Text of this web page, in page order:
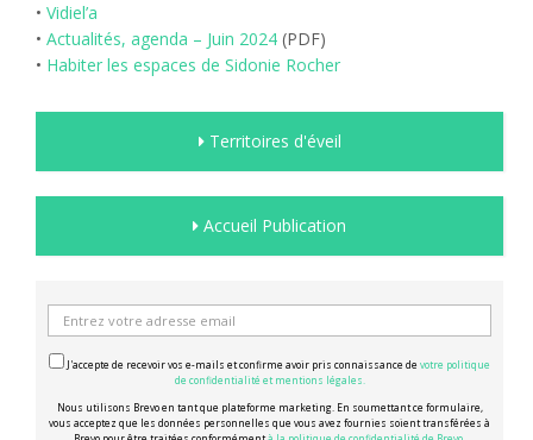
• Vidiel’a
• Actualités, agenda – Juin 2024 (PDF)
• Habiter les espaces de Sidonie Rocher
Territoires d'éveil
Accueil Publication
J'accepte de recevoir vos e-mails et confirme avoir pris connaissance de votre politique
de confidentialité et mentions légales.
Nous utilisons Brevo en tant que plateforme marketing. En soumettant ce formulaire,
vous acceptez que les données personnelles que vous avez fournies soient transférées à